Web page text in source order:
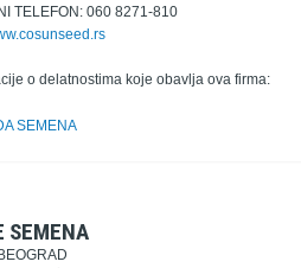
TELEFON: 060 8271-810
o delatnostima koje obavlja ova firma:
SEMENA
SEMENA